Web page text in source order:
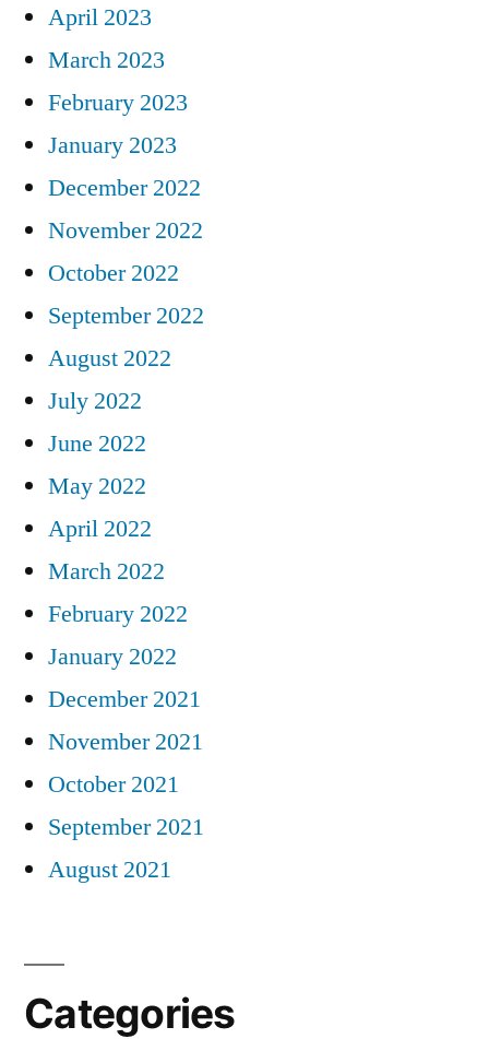
April 2023
March 2023
February 2023
January 2023
December 2022
November 2022
October 2022
September 2022
August 2022
July 2022
June 2022
May 2022
April 2022
March 2022
February 2022
January 2022
December 2021
November 2021
October 2021
September 2021
August 2021
Categories